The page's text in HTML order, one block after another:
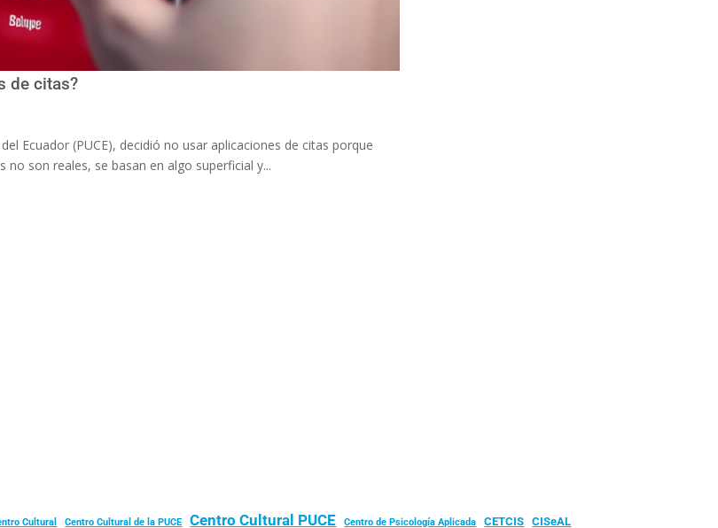
de citas?
Ecuador (PUCE), decidió no usar aplicaciones de citas porque
son reales, se basan en algo superficial y...
Cultural Centro Cultural de la PUCE Centro Cultural PUCE Centro de Psicología Aplicada CETCIS CISeAL